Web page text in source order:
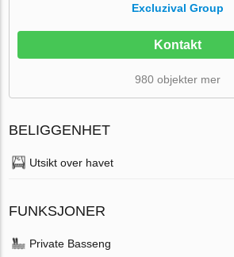
Excluzival Group
Kontakt
980 objekter mer
BELIGGENHET
Utsikt over havet
FUNKSJONER
Private Basseng